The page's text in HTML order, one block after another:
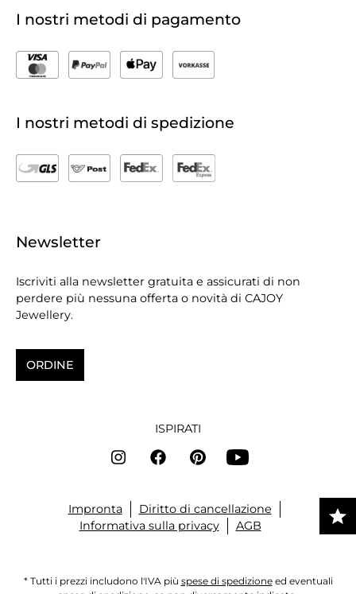
I nostri metodi di pagamento
I nostri metodi di spedizione
Newsletter
Iscriviti alla newsletter gratuita e assicurati di non
perdere più nessuna offerta o novità di CAJOY
Jewellery.
ORDINE
ISPIRATI
Impronta
Diritto di cancellazione
Informativa sulla privacy
AGB
* Tutti i prezzi includono l'IVA più spese di spedizioneed eventuali